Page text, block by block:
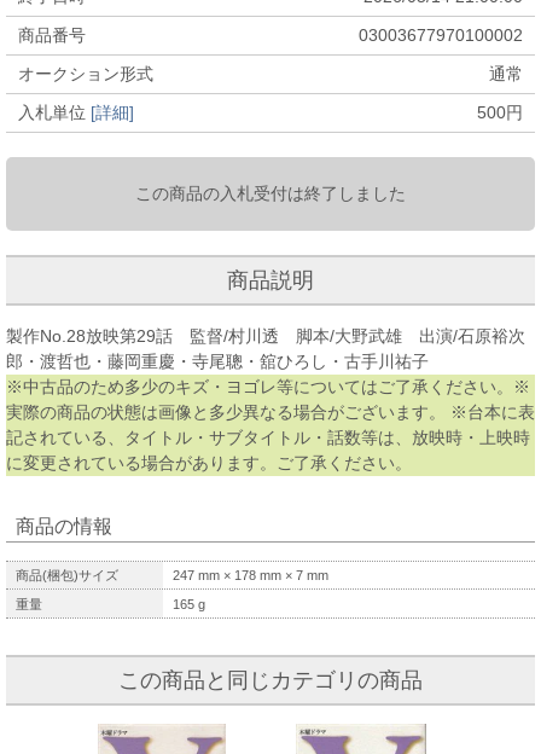
商品番号
03003677970100002
オークション形式
通常
入札単位 [詳細] 500円
この商品の入札受付は終了しました
商品説明
製作No.28放映第29話 監督/村川透 脚本/大野武雄 出演/石原裕次
郎・渡哲也・藤岡重慶・寺尾聰・舘ひろし・古手川祐子
※中古品のため多少のキズ・ヨゴレ等についてはご了承ください。※
実際の商品の状態は画像と多少異なる場合がございます。 ※台本に表
記されている、タイトル・サブタイトル・話数等は、放映時・上映時
に変更されている場合があります。ご了承ください。
商品の情報
商品(梱包)サイズ 247 mm × 178 mm × 7 mm
重量
165 g
この商品と同じカテゴリの商品